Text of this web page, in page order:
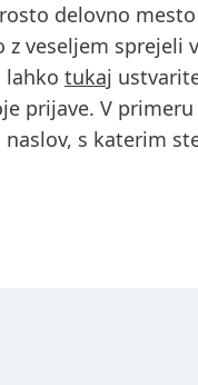
delovno
veseljem sprejeli
lahko tukaj
prijave. V
s katerim